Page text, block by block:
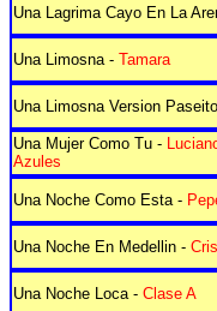
Una Lagrima Cayo En La
Una Limosna - Tamara
Una Limosna Version
Una Mujer Como Tu -
Azules
Una Noche Como Esta -
Una Noche En Medellin -
Una Noche Loca - Clase A